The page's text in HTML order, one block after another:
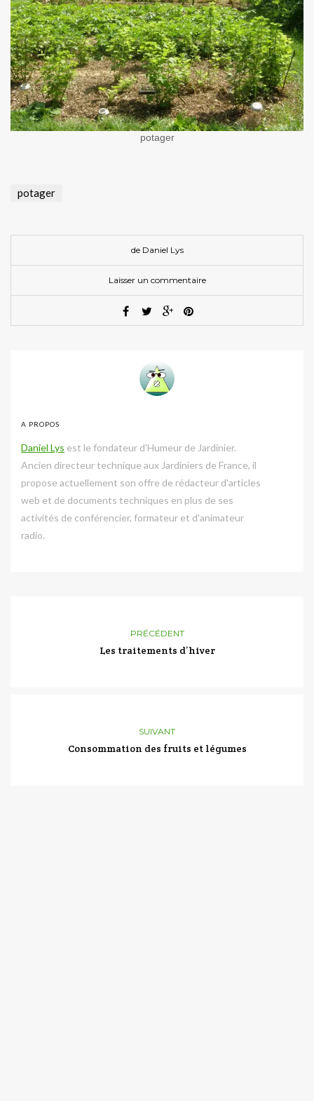
potager
potager
de Daniel Lys
Laisser un commentaire
A PROPOS
Daniel Lys est le fondateur d'Humeur de Jardinier.
Ancien directeur technique aux Jardiniers de France, il
propose actuellement son offre de rédacteur d'articles
web et de documents techniques en plus de ses
activités de conférencier, formateur et d'animateur
radio.
PRÉCÉDENT
Les traitements d’hiver
SUIVANT
Consommation des fruits et légumes